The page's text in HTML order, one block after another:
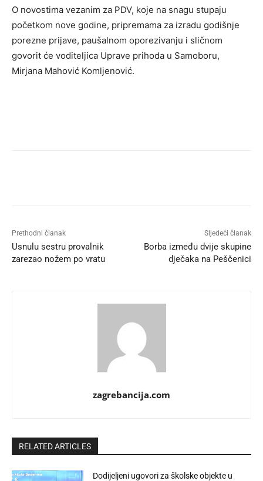
O novostima vezanim za PDV, koje na snagu stupaju
početkom nove godine, pripremama za izradu godišnje
porezne prijave, paušalnom oporezivanju i sličnom
govorit će voditeljica Uprave prihoda u Samoboru,
Mirjana Mahović Komljenović.
Prethodni članak
Usnulu sestru provalnik
zarezao nožem po vratu
Sljedeći članak
Borba između dvije skupine
dječaka na Peščenici
zagrebancija.com
RELATED ARTICLES
Dodijeljeni ugovori za školske objekte u